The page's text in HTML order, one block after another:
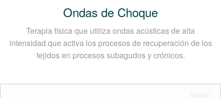
Ondas de Choque
Terapia física que utiliza ondas acústicas de alta
intensidad que activa los procesos de recuperación de los
tejidos en procesos subagudos y crónicos.